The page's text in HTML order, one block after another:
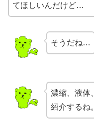
てほしいんだけど…
そうだね…
濃縮、液体
紹介するね。